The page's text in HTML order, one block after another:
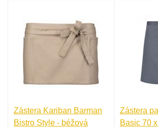
Zástera Kariban Barman
Bistro Style - béžová
Zástera
Basic 70